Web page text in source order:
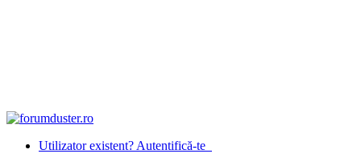
Utilizator existent? Autentifică-te